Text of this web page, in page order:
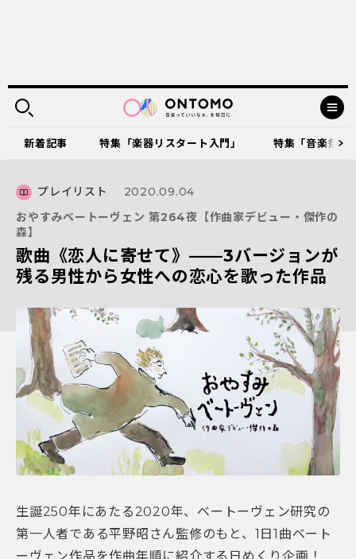
新着記事 特集「楽器リスタート入門」 特集「音楽祭
プレイリスト
2020.09.04
おやすみベートーヴェン 第264夜【作曲家デビュー・傑作の
森】
歌曲《恋人に寄せて》——3バージョンが
残る男性から女性への恋心を歌った作品
生誕250年にあたる2020年、ベートーヴェン研究の
第一人者である平野昭さん監修のもと、1日1曲ベート